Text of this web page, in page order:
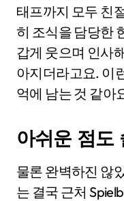
태프까지 모두 친
히 조식을 담당한
갑게 웃으며 인사
아지더라고요. 이
억에 남는 것 같아
아쉬운 점도
물론 완벽하진 않
는 결국 근처